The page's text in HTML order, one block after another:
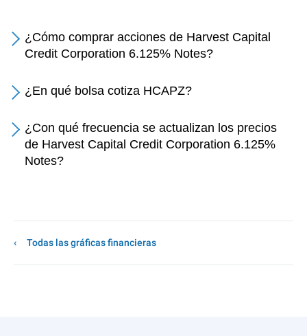
¿Cómo comprar acciones de Harvest Capital
Credit Corporation 6.125% Notes?
¿En qué bolsa cotiza HCAPZ?
¿Con qué frecuencia se actualizan los precios
de Harvest Capital Credit Corporation 6.125%
Notes?
Todas las gráficas financieras